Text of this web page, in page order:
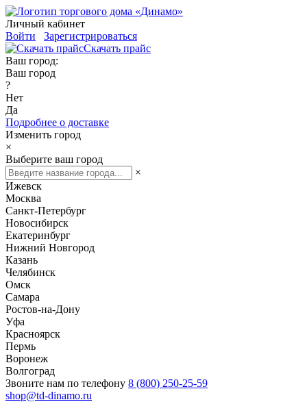
Личный кабинет
Войти
Зарегистрироваться
Скачать прайс
Ваш город:
Ваш город
?
Нет
Да
Подробнее о доставке
Изменить город
×
Выберите ваш город
×
Ижевск
Москва
Санкт-Петербург
Новосибирск
Екатеринбург
Нижний Новгород
Казань
Челябинск
Омск
Самара
Ростов-на-Дону
Уфа
Красноярск
Пермь
Воронеж
Волгоград
Звоните нам по телефону 8 (800) 250-25-59
shop@td-dinamo.ru